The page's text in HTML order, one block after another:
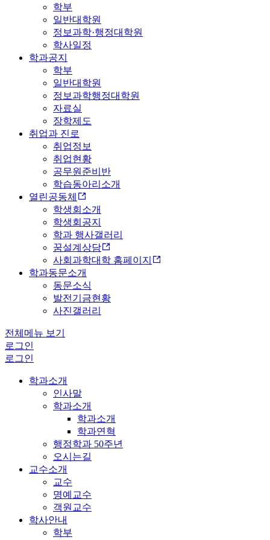
학부
일반대학원
정보과학·행정대학원
학사일정
학과공지
학부
일반대학원
정보과학행정대학원
자료실
장학제도
취업과 진로
취업정보
취업현황
공무원준비반
학습동아리소개
열린공동체
학생회소개
학생회공지
학과 행사갤러리
꿈설계상담
사회과학대학 홈페이지
학과동문소개
동문소식
발전기금현황
사진갤러리
전체메뉴 보기
로그인
로그인
학과소개
인사말
학과소개
학과소개
학과연혁
행정학과 50주년
오시는길
교수소개
교수
명예교수
객원교수
학사안내
학부